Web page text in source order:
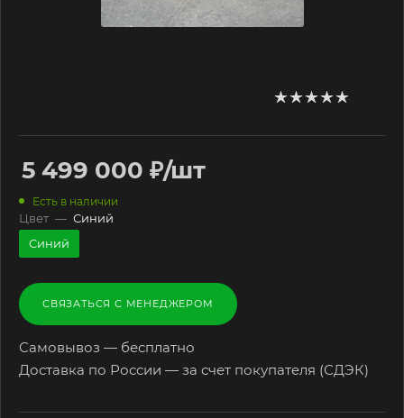
5 499 000 ₽/шт
Есть в наличии
Цвет — Синий
Синий
СВЯЗАТЬСЯ С МЕНЕДЖЕРОМ
Самовывоз — бесплатно
Доставка по России — за счет покупателя (СДЭК)